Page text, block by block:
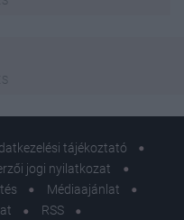
tájékoztató
jogi nyilatkozat
Médiaajánlat
RSS